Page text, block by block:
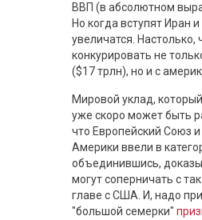
ВВП (в абсолютном
Но когда вступят Иран
увеличатся.
конкурировать не
($17 трлн), но и с
Мировой уклад,
уже скоро может быть
что Европейский Союз
Америки ввели в
объединившись,
могут соперничать с
главе с США. И, надо
"большой семерки"